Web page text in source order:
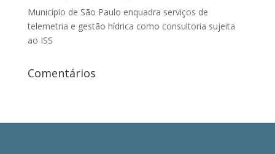
Município de São Paulo enquadra serviços de
telemetria e gestão hídrica como consultoria sujeita
ao ISS
Comentários